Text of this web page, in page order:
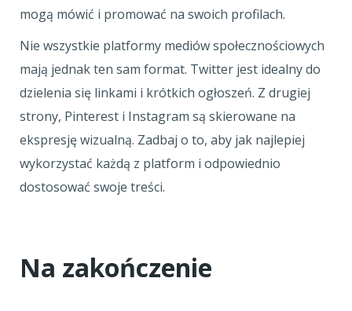
mogą mówić i promować na swoich profilach.
Nie wszystkie platformy mediów społecznościowych
mają jednak ten sam format. Twitter jest idealny do
dzielenia się linkami i krótkich ogłoszeń. Z drugiej
strony, Pinterest i Instagram są skierowane na
ekspresję wizualną. Zadbaj o to, aby jak najlepiej
wykorzystać każdą z platform i odpowiednio
dostosować swoje treści.
Na zakończenie